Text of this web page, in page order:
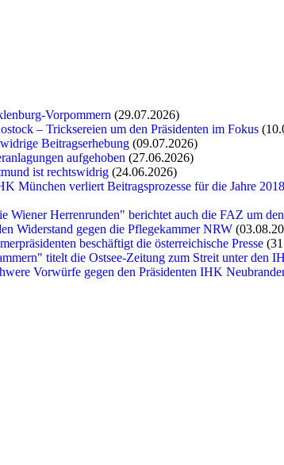
Vorpommern (29.07.2026)
– Tricksereien um den Präsidenten im Fokus
Beitragserhebung (09.07.2026)
aufgehoben (27.06.2026)
ist rechtswidrig (24.06.2026)
München verliert Beitragsprozesse für die Jahre
Wiener Herrenrunden" berichtet auch die FAZ um
Widerstand gegen die Pflegekammer NRW
beschäftigt die österreichische Presse
titelt die Ostsee-Zeitung zum Streit unter den
Vorwürfe gegen den Präsidenten IHK